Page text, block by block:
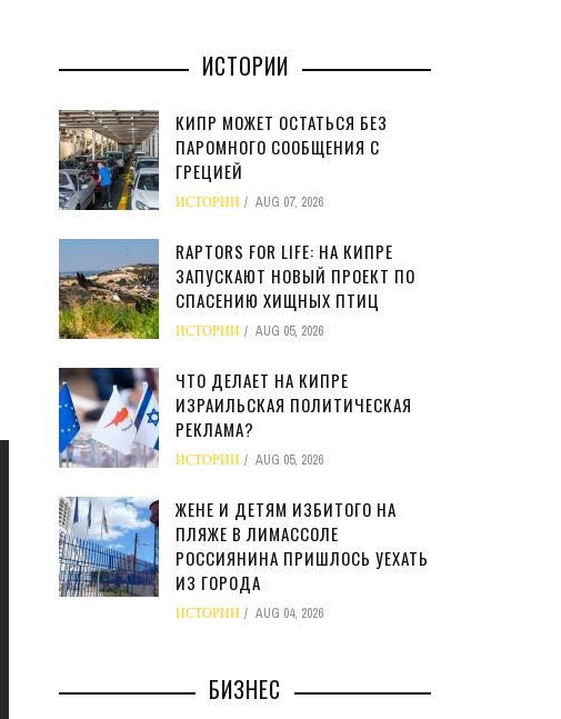
ИСТОРИИ
КИПР МОЖЕТ ОСТАТЬСЯ БЕЗ
ПАРОМНОГО СООБЩЕНИЯ С
ГРЕЦИЕЙ
ИСТОРИИ AUG 07, 2026
RAPTORS FOR LIFE: НА КИПРЕ
ЗАПУСКАЮТ НОВЫЙ ПРОЕКТ ПО
СПАСЕНИЮ ХИЩНЫХ ПТИЦ
ИСТОРИИ AUG 05, 2026
ЧТО ДЕЛАЕТ НА КИПРЕ
ИЗРАИЛЬСКАЯ ПОЛИТИЧЕСКАЯ
РЕКЛАМА?
ИСТОРИИ AUG 05, 2026
ЖЕНЕ И ДЕТЯМ ИЗБИТОГО НА
ПЛЯЖЕ В ЛИМАССОЛЕ
РОССИЯНИНА ПРИШЛОСЬ УЕХАТЬ
ИЗ ГОРОДА
ИСТОРИИ AUG 04, 2026
БИЗНЕС